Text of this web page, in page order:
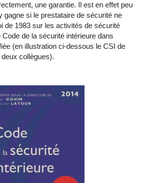
une garantie. Il est en effet peu
gagne si le prestataire de sécurité ne
de 1983 sur les activités de sécurité
de la sécurité intérieure dans
(en illustration ci-dessous le CSI de
collègues).